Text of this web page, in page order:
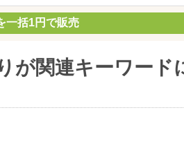
一括1円で販売
が関連キーワード